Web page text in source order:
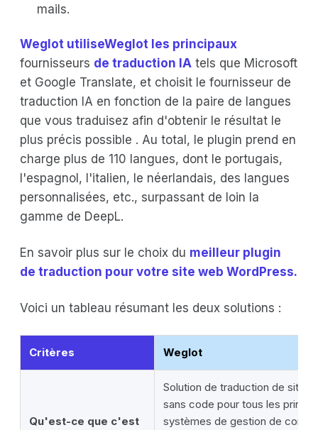
mails.
Weglot utiliseWeglot les principaux
fournisseurs de traduction IA tels que Microsoft
et Google Translate, et choisit le fournisseur de
traduction IA en fonction de la paire de langues
que vous traduisez afin d'obtenir le résultat le
plus précis possible . Au total, le plugin prend en
charge plus de 110 langues, dont le portugais,
l'espagnol, l'italien, le néerlandais, des langues
personnalisées, etc., surpassant de loin la
gamme de DeepL.
En savoir plus sur le choix du meilleur plugin
de traduction pour votre site web WordPress.
Voici un tableau résumant les deux solutions :
Critères Weglot
Qu'est-ce que c'est
Solution de traduction de sites
sans code pour tous les
systèmes de gestion de